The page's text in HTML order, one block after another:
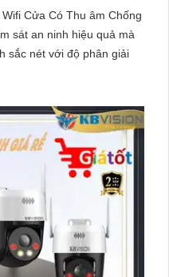
Cửa Có Thu âm Chống
sát an ninh hiệu quả mà
sắc nét với độ phân giải